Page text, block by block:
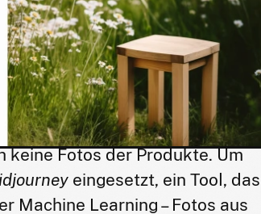
keine Fotos der Produkte. Um
eingesetzt, ein Tool, das
Machine Learning – Fotos aus